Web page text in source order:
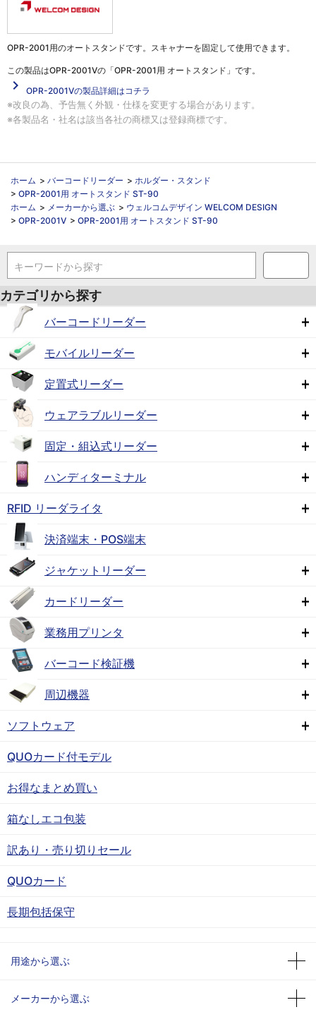
OPR-2001用のオートスタンドです。スキャナーを固定して使用できます。
この製品はOPR-2001Vの「OPR-2001用 オートスタンド」 です。
navigate_next
OPR-2001Vの製品詳細はコチラ
※改良の為、予告無く外観・仕様を変更する場合があります。
※各製品名・社名は該当各社の商標又は登録商標です。
ホーム > バーコードリーダー > ホルダー・スタンド
> OPR-2001用 オートスタンド ST-90
ホーム > メーカーから選ぶ > ウェルコムデザイン WELCOM DESIGN
> OPR-2001V > OPR-2001用 オートスタンド ST-90
キーワードから探す
カテゴリから探す
バーコードリーダー
モバイルリーダー
定置式リーダー
ウェアラブルリーダー
固定・組込式リーダー
ハンディターミナル
RFID リーダライタ
決済端末・POS端末
ジャケットリーダー
カードリーダー
業務用プリンタ
バーコード検証機
周辺機器
ソフトウェア
QUOカード付モデル
お得なまとめ買い
箱なしエコ包装
訳あり・売り切りセール
QUOカード
長期包括保守
用途から選ぶ
メーカーから選ぶ